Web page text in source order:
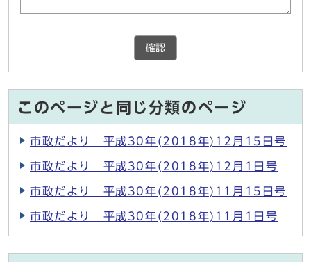
確認
このページと同じ分類のページ
市政だより 平成30年(2018年)12月15日号
市政だより 平成30年(2018年)12月1日号
市政だより 平成30年(2018年)11月15日号
市政だより 平成30年(2018年)11月1日号